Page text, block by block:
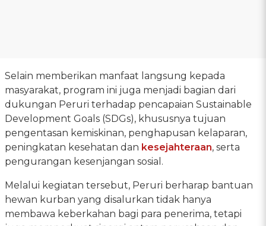
Selain memberikan manfaat langsung kepada
masyarakat, program ini juga menjadi bagian dari
dukungan Peruri terhadap pencapaian Sustainable
Development Goals (SDGs), khususnya tujuan
pengentasan kemiskinan, penghapusan kelaparan,
peningkatan kesehatan dan kesejahteraan, serta
pengurangan kesenjangan sosial.
Melalui kegiatan tersebut, Peruri berharap bantuan
hewan kurban yang disalurkan tidak hanya
membawa keberkahan bagi para penerima, tetapi